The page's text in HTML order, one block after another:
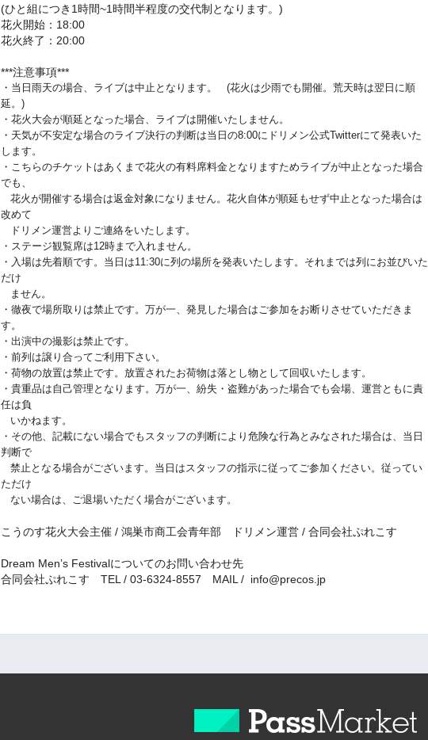
(ひと組につき1時間~1時間半程度の交代制となります。)
花火開始：18:00
花火終了：20:00
***注意事項***
・当日雨天の場合、ライブは中止となります。 (花火は少雨でも開催。荒天時は翌日に順
延。)
・花火大会が順延となった場合、ライブは開催いたしません。
・天気が不安定な場合のライブ決行の判断は当日の8:00にドリメン公式Twitterにて発表いた
します。
・こちらのチケットはあくまで花火の有料席料金となりますためライブが中止となった場合
でも、
花火が開催する場合は返金対象になりません。花火自体が順延もせず中止となった場合は
改めて
ドリメン運営よりご連絡をいたします。
・ステージ観覧席は12時まで入れません。
・入場は先着順です。当日は11:30に列の場所を発表いたします。それまでは列にお並びいた
だけ
ません。
・徹夜で場所取りは禁止です。万が一、発見した場合はご参加をお断りさせていただきま
す。
・出演中の撮影は禁止です。
・前列は譲り合ってご利用下さい。
・荷物の放置は禁止です。放置されたお荷物は落とし物として回収いたします。
・貴重品は自己管理となります。万が一、紛失・盗難があった場合でも会場、運営ともに責
任は負
いかねます。
・その他、記載にない場合でもスタッフの判断により危険な行為とみなされた場合は、当日
判断で
禁止となる場合がございます。当日はスタッフの指示に従ってご参加ください。従ってい
ただけ
ない場合は、ご退場いただく場合がございます。
こうのす花火大会主催 / 鴻巣市商工会青年部 ドリメン運営 / 合同会社ぷれこす
Dream Men’s Festivalについてのお問い合わせ先
合同会社ぷれこす TEL / 03-6324-8557 MAIL / info@precos.jp